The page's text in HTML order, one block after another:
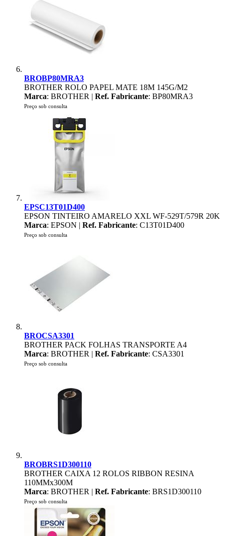
BROBP80MRA3
BROTHER ROLO PAPEL MATE 18M 145G/M2
Marca: BROTHER | Ref. Fabricante: BP80MRA3
Preço sob consulta
EPSC13T01D400
EPSON TINTEIRO AMARELO XXL WF-529T/579R 20K
Marca: EPSON | Ref. Fabricante: C13T01D400
Preço sob consulta
BROCSA3301
BROTHER PACK FOLHAS TRANSPORTE A4
Marca: BROTHER | Ref. Fabricante: CSA3301
Preço sob consulta
BROBRS1D300110
BROTHER CAIXA 12 ROLOS RIBBON RESINA
110MMx300M
Marca: BROTHER | Ref. Fabricante: BRS1D300110
Preço sob consulta